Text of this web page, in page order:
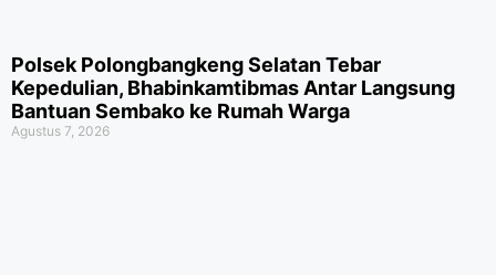
Polsek Polongbangkeng Selatan Tebar
Kepedulian, Bhabinkamtibmas Antar Langsung
Bantuan Sembako ke Rumah Warga
Agustus 7, 2026